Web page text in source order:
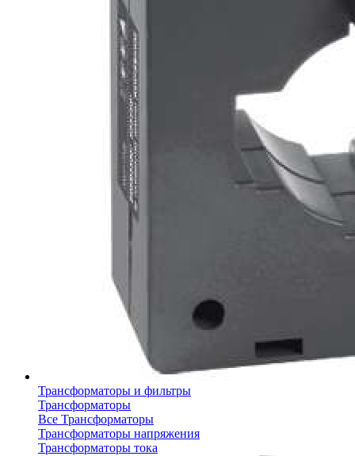
Трансформаторы и фильтры
Трансформаторы
Все Трансформаторы
Трансформаторы напряжения
Трансформаторы тока